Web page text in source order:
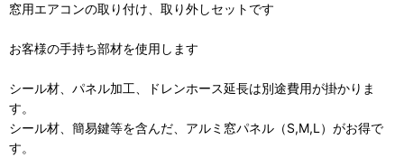
窓用エアコンの取り付け、取り外しセットです
お客様の手持ち部材を使用します
シール材、パネル加工、ドレンホース延長は別途費用が掛かりま
す。
シール材、簡易鍵等を含んだ、アルミ窓パネル（S,M,L）がお得で
す。